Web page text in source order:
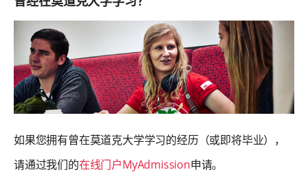
如果您拥有曾在莫道克大学学习的经历（或即将毕业），
请通过我们的在线门户MyAdmission申请。